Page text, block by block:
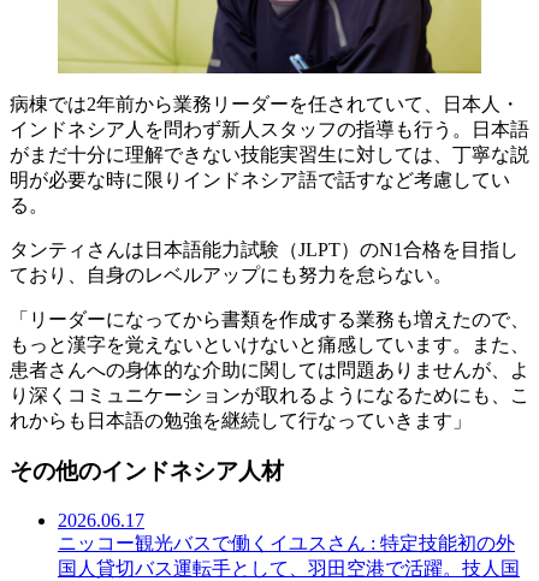
病棟では2年前から業務リーダーを任されていて、日本人・
インドネシア人を問わず新人スタッフの指導も行う。日本語
がまだ十分に理解できない技能実習生に対しては、丁寧な説
明が必要な時に限りインドネシア語で話すなど考慮してい
る。
タンティさんは日本語能力試験（JLPT）のN1合格を目指し
ており、自身のレベルアップにも努力を怠らない。
「リーダーになってから書類を作成する業務も増えたので、
もっと漢字を覚えないといけないと痛感しています。また、
患者さんへの身体的な介助に関しては問題ありませんが、よ
り深くコミュニケーションが取れるようになるためにも、こ
れからも日本語の勉強を継続して行なっていきます」
その他のインドネシア人材
2026.06.17
ニッコー観光バスで働くイユスさん : 特定技能初の外
国人貸切バス運転手として、羽田空港で活躍。技人国